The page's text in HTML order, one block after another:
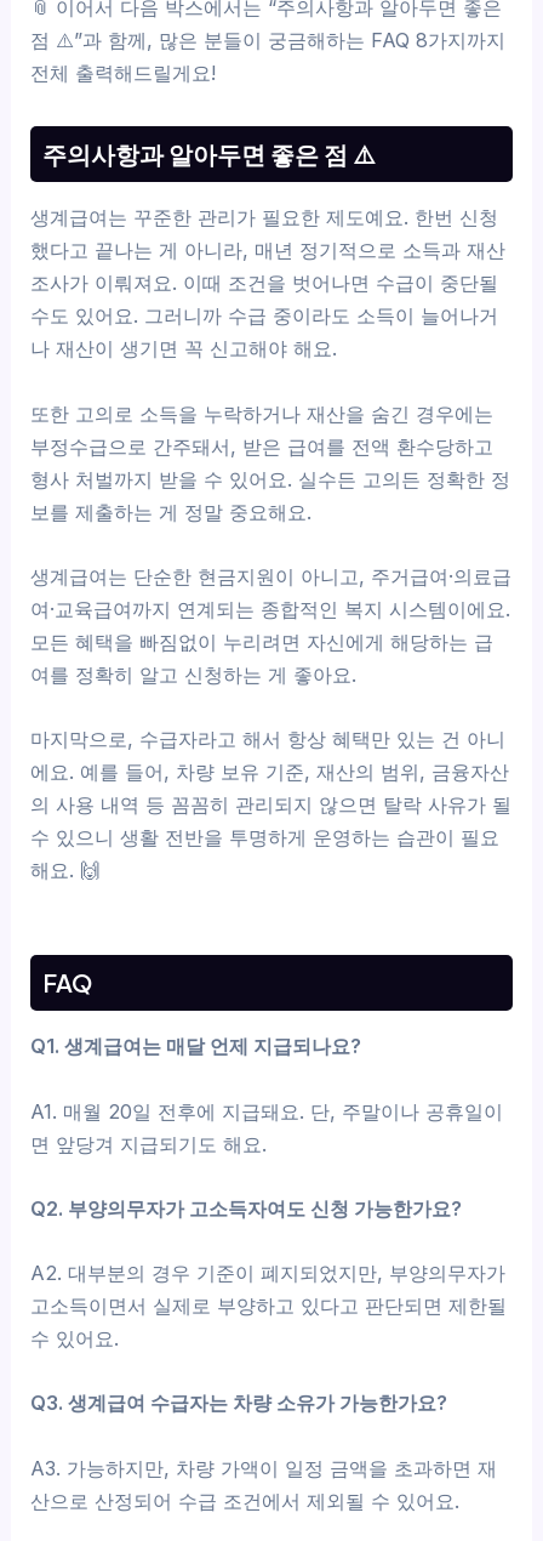
📎 이어서 다음 박스에서는 “주의사항과 알아두면 좋은
점 ⚠️”과 함께, 많은 분들이 궁금해하는 FAQ 8가지까지
전체 출력해드릴게요!
주의사항과 알아두면 좋은 점 ⚠️
생계급여는 꾸준한 관리가 필요한 제도예요. 한번 신청
했다고 끝나는 게 아니라, 매년 정기적으로 소득과 재산
조사가 이뤄져요. 이때 조건을 벗어나면 수급이 중단될
수도 있어요. 그러니까 수급 중이라도 소득이 늘어나거
나 재산이 생기면 꼭 신고해야 해요.
또한 고의로 소득을 누락하거나 재산을 숨긴 경우에는
부정수급으로 간주돼서, 받은 급여를 전액 환수당하고
형사 처벌까지 받을 수 있어요. 실수든 고의든 정확한 정
보를 제출하는 게 정말 중요해요.
생계급여는 단순한 현금지원이 아니고, 주거급여·의료급
여·교육급여까지 연계되는 종합적인 복지 시스템이에요.
모든 혜택을 빠짐없이 누리려면 자신에게 해당하는 급
여를 정확히 알고 신청하는 게 좋아요.
마지막으로, 수급자라고 해서 항상 혜택만 있는 건 아니
에요. 예를 들어, 차량 보유 기준, 재산의 범위, 금융자산
의 사용 내역 등 꼼꼼히 관리되지 않으면 탈락 사유가 될
수 있으니 생활 전반을 투명하게 운영하는 습관이 필요
해요. 🙌
FAQ
Q1. 생계급여는 매달 언제 지급되나요?
A1. 매월 20일 전후에 지급돼요. 단, 주말이나 공휴일이
면 앞당겨 지급되기도 해요.
Q2. 부양의무자가 고소득자여도 신청 가능한가요?
A2. 대부분의 경우 기준이 폐지되었지만, 부양의무자가
고소득이면서 실제로 부양하고 있다고 판단되면 제한될
수 있어요.
Q3. 생계급여 수급자는 차량 소유가 가능한가요?
A3. 가능하지만, 차량 가액이 일정 금액을 초과하면 재
산으로 산정되어 수급 조건에서 제외될 수 있어요.